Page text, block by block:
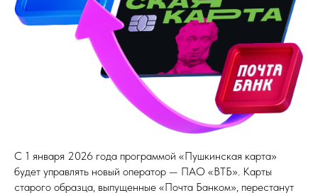
С 1 января 2026 года программой «Пушкинская карта»
будет управлять новый оператор — ПАО «ВТБ». Карты
старого образца, выпущенные «Почта Банком», перестанут